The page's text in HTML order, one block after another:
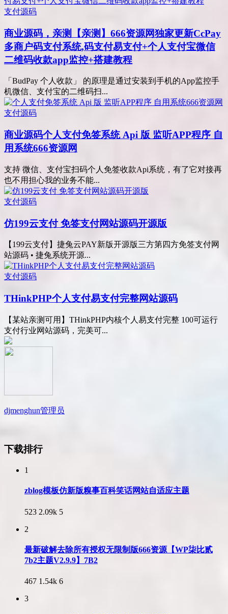
支付源码
商业源码，亲测
【亲测】666资源网独家更新CcPay
多商户码支付系统,码支付易支付+个人支付宝微信
二维码收款app监控+搭建教程
「BudPay 个人收款」 的原理是通过安装到手机的App监控手
机微信、支付宝的二维码扫...
支付源码
商业源码个人支付免签系统 Api 版 监听APP程序 自
用系统666资源网
支持 微信、支付宝扫码个人免签收款Api系统，有了它对接再
也不用担心我的业务不能...
支付源码
仿199云支付 免签支付网站源码开源版
【199云支付】捷兔云PAY新版开源版三方第四方免签支付网
站源码 • 捷兔系统开源...
支付源码
THinkPHP个人支付易支付完整网站源码
【某站亲测可用】THinkPHP内核个人易支付完整 100可运行
支付行业网站源码，完美可...
djmenghun管理员
下载排行
1
zblog模板仿新版糗事百科笑话网站自适应主题
523 2.09k 5
2
最新破解去除所有授权无限制版666资源【WP柒比贰
7b2主题V2.9.9】7B2
467 1.54k 6
3